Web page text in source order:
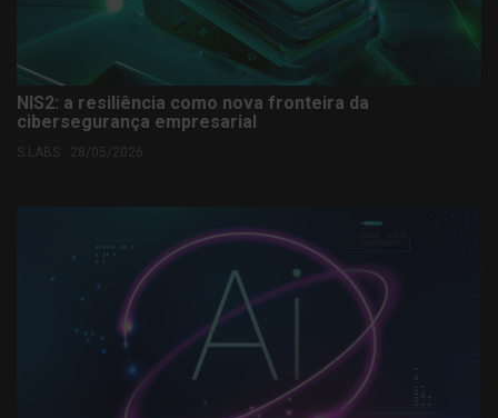
NIS2: a resiliência como nova fronteira da
cibersegurança empresarial
S.LABS . 28/05/2026